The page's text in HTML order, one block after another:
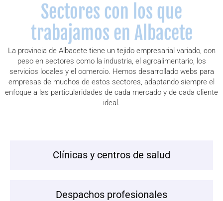
Sectores con los que
trabajamos en Albacete
La provincia de Albacete tiene un tejido empresarial variado, con
peso en sectores como la industria, el agroalimentario, los
servicios locales y el comercio. Hemos desarrollado webs para
empresas de muchos de estos sectores, adaptando siempre el
enfoque a las particularidades de cada mercado y de cada cliente
ideal.
Clínicas y centros de salud
Despachos profesionales